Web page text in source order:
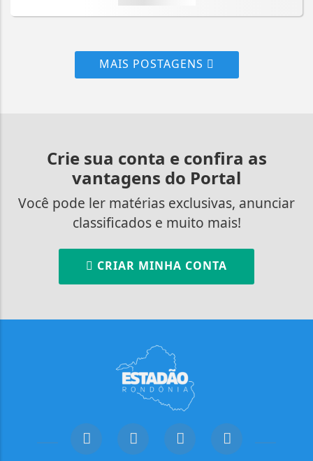
MAIS POSTAGENS
Crie sua conta e confira as
vantagens do Portal
Você pode ler matérias exclusivas, anunciar
classificados e muito mais!
CRIAR MINHA CONTA